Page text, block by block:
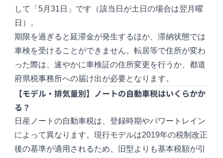
して「5月31日」です（該当日が土日の場合は翌月曜
日）。
期限を過ぎると延滞金が発生するほか、滞納状態では
車検を受けることができません。転居等で住所が変わ
った際は、速やかに車検証の住所変更を行うか、都道
府県税事務所への届け出が必要となります。
【モデル・排気量別】ノートの自動車税はいくらかか
る？
日産ノートの自動車税は、登録時期やパワートレイン
によって異なります。現行モデルは2019年の税制改正
後の基準が適用されるため、旧型よりも基本税額が引